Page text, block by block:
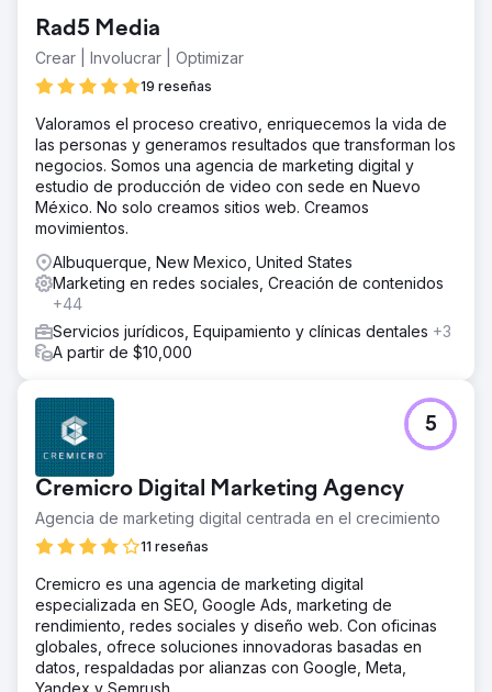
un viaje con Square Marketing para redefinir su identidad
visual y relanzar la marca en todas sus formas.
La solución
de marca, llevamos los elementos del pasado a una
dimensión contemporánea. El resultado elegido,
“Enmarcar el espacio abierto”, está vinculado a los
conceptos de innovación y marca internacional. Las
directrices del manual se implementaron en la
comunicación en los canales sociales, en la creación del
sitio y optimización SEO y en el diseño del stand con el
que Alunova participó en la feria Klimahouse de Bolzano.
El resultado
“El resultado final nos brinda hoy una marca que refleja
nuestros valores consolidados en el tiempo, el potencial
Rad5 Media
Crear | Involucrar | Optimizar
19 reseñas
Valoramos el proceso creativo, enriquecemos la vida de
las personas y generamos resultados que transforman los
negocios. Somos una agencia de marketing digital y
estudio de producción de video con sede en Nuevo
México. No solo creamos sitios web. Creamos
movimientos.
Albuquerque, New Mexico, United States
Marketing en redes sociales, Creación de contenidos
+44
Servicios jurídicos, Equipamiento y clínicas dentales +3
A partir de $10,000
Cremicro Digital Marketing Agency
Agencia de marketing digital centrada en el crecimiento
11 reseñas
5
Cremicro es una agencia de marketing digital
especializada en SEO, Google Ads, marketing de
rendimiento, redes sociales y diseño web. Con oficinas
globales, ofrece soluciones innovadoras basadas en
datos, respaldadas por alianzas con Google, Meta,
Yandex y Semrush.